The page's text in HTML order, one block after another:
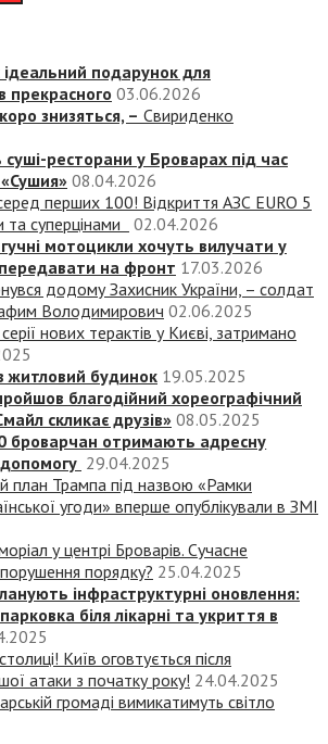
ідеальний подарунок для
прекрасного 03.06.2026
знизяться, – Свириденко
ресторани у Броварах під час
«Сушия» 08.04.2026
перших 100! Відкриття АЗС EURO 5
суперцінами
02.04.2026
мотоцикли хочуть вилучати у
передавати на фронт 17.03.2026
додому Захисник України, – солдат
Володимирович 02.06.2025
нових терактів у Києві, затримано
житловий будинок 19.05.2025
благодійний хореографічний
скликає друзів» 08.05.2025
броварчан отримають адресну
29.04.2025
план Трампа під назвою «‎Рамки
угоди» вперше опублікували в ЗМІ
у центрі Броварів. Сучасне
порядку? 25.04.2025
інфраструктурні оновлення:
біля лікарні та укриття в
Київ оговтується після
атаки з початку року! 24.04.2025
громаді вимикатимуть світло